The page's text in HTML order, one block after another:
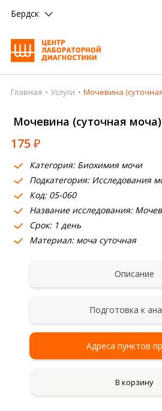
Бердск
Главная
Анализы
Врачи
Получить результат
Пациентам
О компании
Где сдать
Главная Услуги Мочевина
Мочевина (суточная моча)
175₽
Категория: Биохимия мочи
Подкатегория: Исследования
Код: 05-060
Название исследования:
Срок: 1 день
Материал: моча суточная
Описание
Подготовка к
Адреса пунктов
В корзину